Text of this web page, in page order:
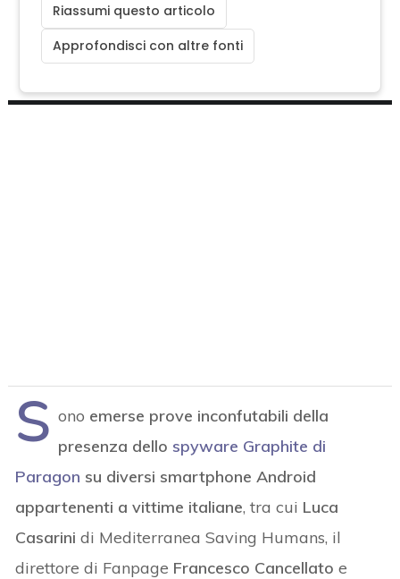
Riassumi questo articolo
Approfondisci con altre fonti
S ono emerse prove inconfutabili della
presenza dello spyware Graphite di
Paragon su diversi smartphone Android
appartenenti a vittime italiane, tra cui Luca
Casarini di Mediterranea Saving Humans, il
direttore di Fanpage Francesco Cancellato e